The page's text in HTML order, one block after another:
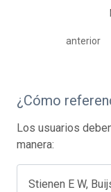
anterior
¿Cómo
Los usuarios
manera:
Stienen E W,